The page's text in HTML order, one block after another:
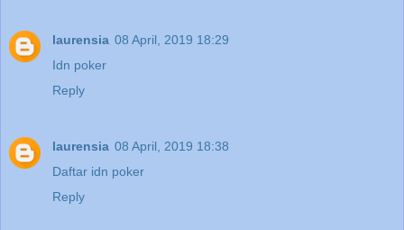
laurensia 08 April, 2019 18:29
Idn poker
Reply
laurensia 08 April, 2019 18:38
Daftar idn poker
Reply